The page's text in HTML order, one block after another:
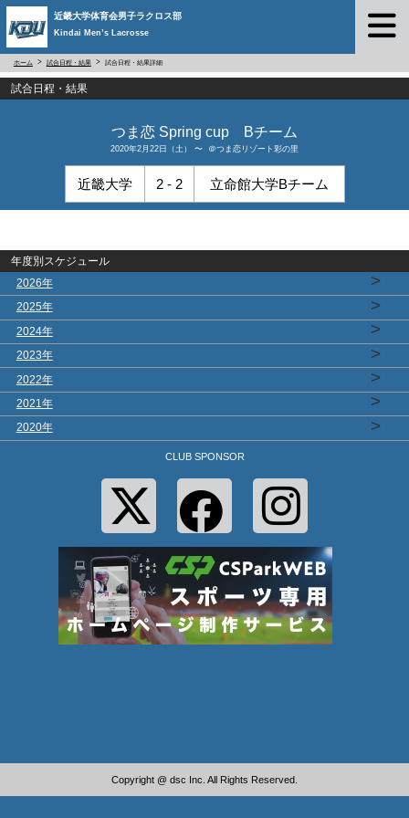
近畿大学体育会男子ラクロス部
Kindai Men’s Lacrosse
ホーム 試合日程・結果 試合日程・結果詳細
試合日程・結果
つま恋 Spring cup Bチーム
2020年2月22日（土） 〜 ＠つま恋リゾート彩の里
近畿大学 2 - 2 立命館大学Bチーム
年度別スケジュール
2026年
>
2025年 >
2024年 >
2023年 >
2022年 >
2021年 >
2020年 >
CLUB SPONSOR
Copyright @ dsc Inc. All Rights Reserved.